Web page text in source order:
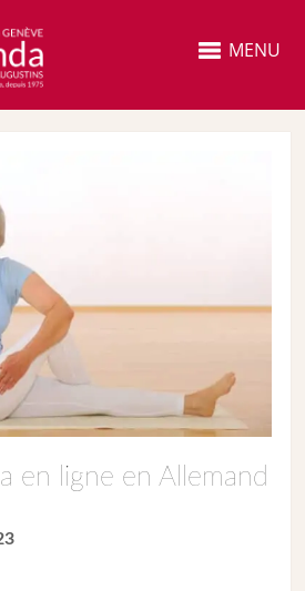
MENU
en ligne en Allemand